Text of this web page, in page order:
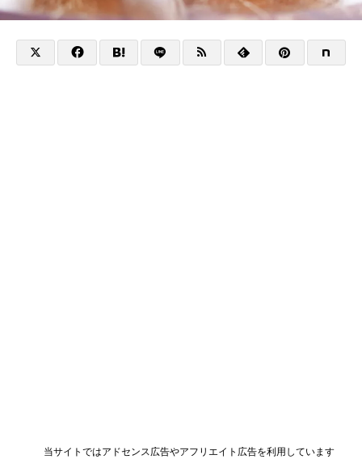
当サイトではアドセンス広告やアフリエイト広告を利用しています